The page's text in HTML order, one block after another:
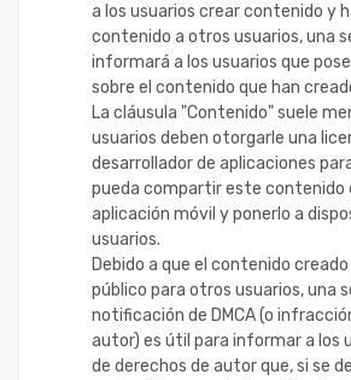
a los usuarios crear contenido y
contenido a otros usuarios, una
informará a los usuarios que
sobre el contenido que han
La cláusula "Contenido" suele
usuarios deben otorgarle una
desarrollador de aplicaciones
pueda compartir este contenido
aplicación móvil y ponerlo a
usuarios.
Debido a que el contenido
público para otros usuarios, una
notificación de DMCA (o
autor) es útil para informar a los
de derechos de autor que, si se